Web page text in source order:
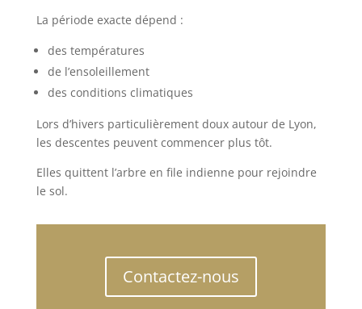
La période exacte dépend :
des températures
de l’ensoleillement
des conditions climatiques
Lors d’hivers particulièrement doux autour de Lyon,
les descentes peuvent commencer plus tôt.
Elles quittent l’arbre en file indienne pour rejoindre
le sol.
Contactez-nous